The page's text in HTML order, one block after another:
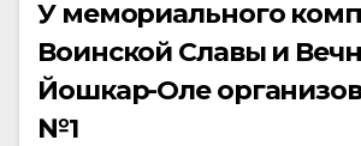
У мемориального
Воинской Славы и
Йошкар-Оле
№1